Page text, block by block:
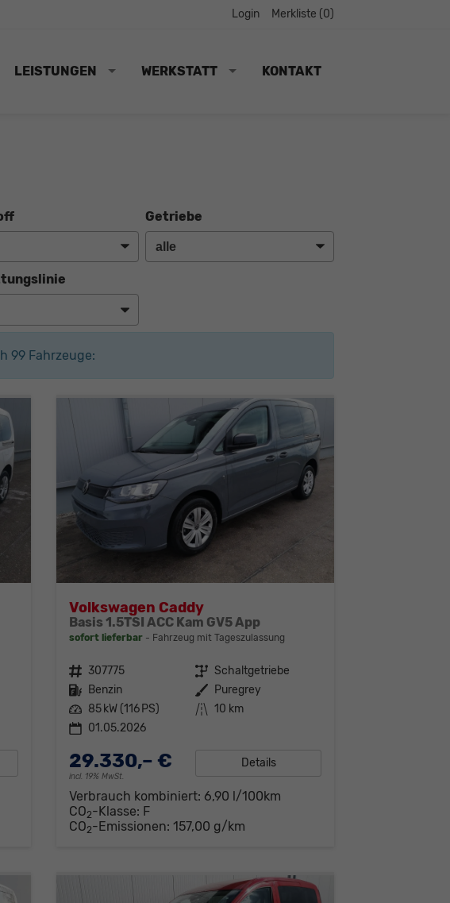
Login Merkliste (0)
LEISTUNGEN WERKSTATT KONTAKT
Getriebe
99Fahrzeuge:
Volkswagen Caddy
Basis 1.5TSI ACC Kam GV5 App
sofort lieferbar Fahrzeug mit Tageszulassung
Fahrzeugnr. 307775 Getriebe Schaltgetriebe
Kraftstoff Benzin Außenfarbe Puregrey
Leistung 85 kW (116 PS) Kilometerstand 10 km
01.05.2026
29.330,– €
incl. 19% MwSt.
Details
Verbrauch kombiniert: 6,90 l/100km
CO2-Klasse: F
CO2-Emissionen:157,00 g/km